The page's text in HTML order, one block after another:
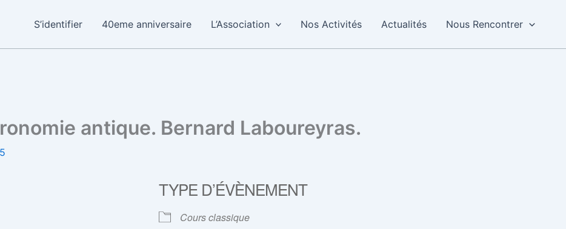
S’identifier 40eme anniversaire L’Association Nos Activités Actualités Nous Rencontrer
antique. Bernard Laboureyras.
TYPE D’ÉVÈNEMENT
Cours classique